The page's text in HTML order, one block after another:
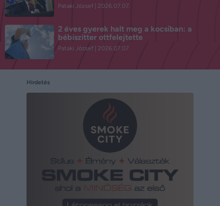
Pataki József 2026.07.07.
2 éves gyerek halt meg a kocsiban: a
bébiszitter ottfelejtette
Pataki József 2026.07.07.
Hirdetés